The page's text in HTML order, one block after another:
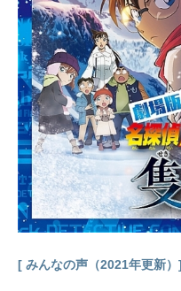
輔
原
田
ギ
樹
タ
ザ
司
水
ー
[ みんなの声（2021年更新）]